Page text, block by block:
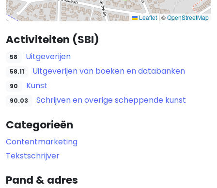
Leaflet | ©OpenStreetMap
Activiteiten (SBI)
58 Uitgeverijen
58.11 Uitgeverijen van boeken en databanken
90 Kunst
90.03 Schrijven en overige scheppende kunst
Categorieën
Contentmarketing
Tekstschrijver
Pand & adres